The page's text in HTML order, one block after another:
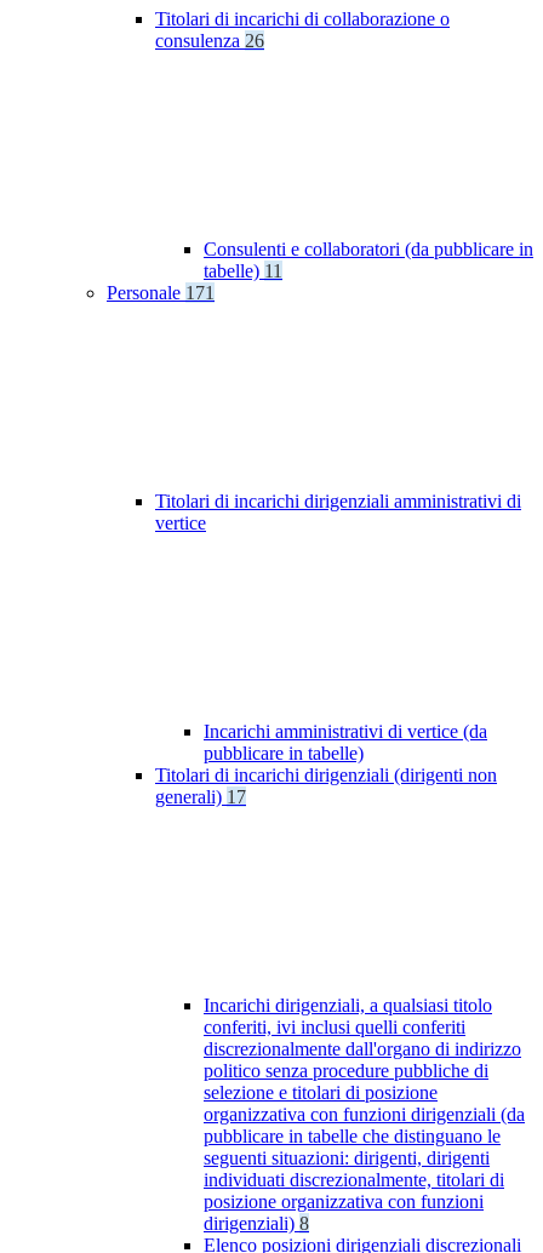
Titolari di incarichi di collaborazione o
consulenza 26
Consulenti e collaboratori (da pubblicare in
tabelle) 11
Personale 171
Titolari di incarichi dirigenziali amministrativi di
vertice
Incarichi amministrativi di vertice (da
pubblicare in tabelle)
Titolari di incarichi dirigenziali (dirigenti non
generali) 17
Incarichi dirigenziali, a qualsiasi titolo
conferiti, ivi inclusi quelli conferiti
discrezionalmente dall'organo di indirizzo
politico senza procedure pubbliche di
selezione e titolari di posizione
organizzativa con funzioni dirigenziali (da
pubblicare in tabelle che distinguano le
seguenti situazioni: dirigenti, dirigenti
individuati discrezionalmente, titolari di
posizione organizzativa con funzioni
dirigenziali) 8
Elenco posizioni dirigenziali discrezionali